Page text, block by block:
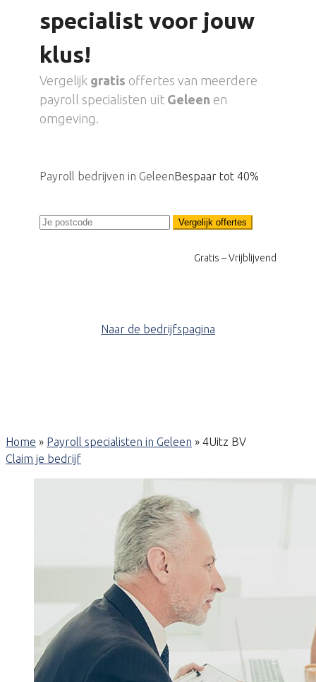
specialist voor jouw
klus!
Vergelijk gratis offertes van meerdere
payroll specialisten uit Geleen en
omgeving.
Payroll bedrijven in GeleenBespaar tot 40%
Vergelijk offertes
Gratis – Vrijblijvend
Naar de bedrijfspagina
Home » Payroll specialisten in Geleen » 4Uitz BV
Claim je bedrijf